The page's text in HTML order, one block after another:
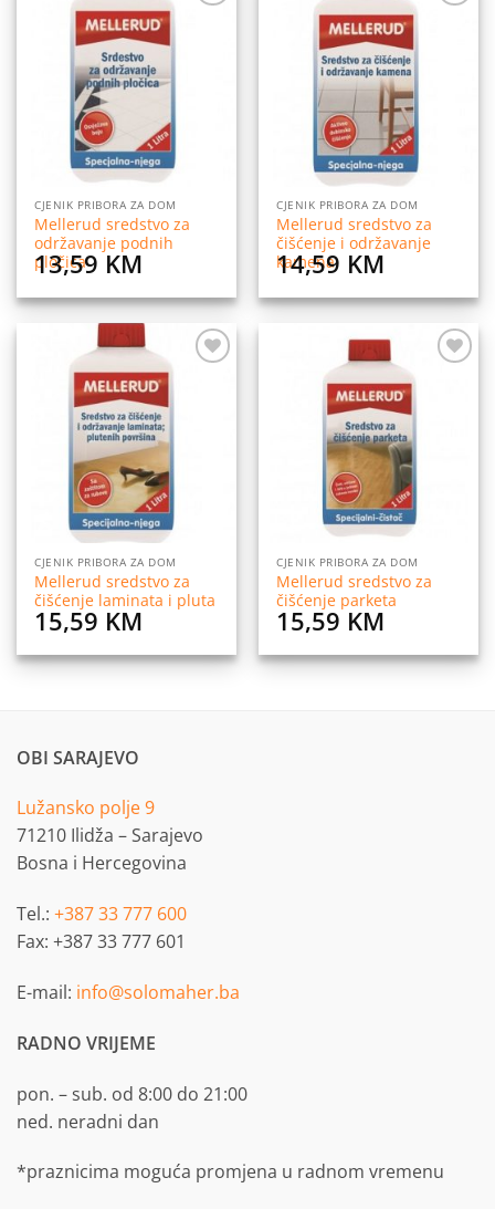
CJENIK PRIBORA ZA DOM
Mellerud sredstvo za
održavanje podnih
pločica
13,59KM
CJENIK PRIBORA ZA DOM
Mellerud sredstvo za
čišćenje i održavanje
kamena
14,59 KM
CJENIK PRIBORA ZA DOM
Mellerud sredstvo za
čišćenje laminata i pluta
15,59 KM
CJENIK PRIBORA ZA DOM
Mellerud sredstvo za
čišćenje parketa
15,59KM
OBI SARAJEVO
Lužansko polje 9
71210 Ilidža – Sarajevo
Bosna i Hercegovina
Tel.: +387 33 777 600
Fax: +387 33 777 601
E-mail: info@solomaher.ba
RADNO VRIJEME
pon. – sub. od 8:00 do 21:00
ned. neradni dan
*praznicima moguća promjena u radnom vremenu